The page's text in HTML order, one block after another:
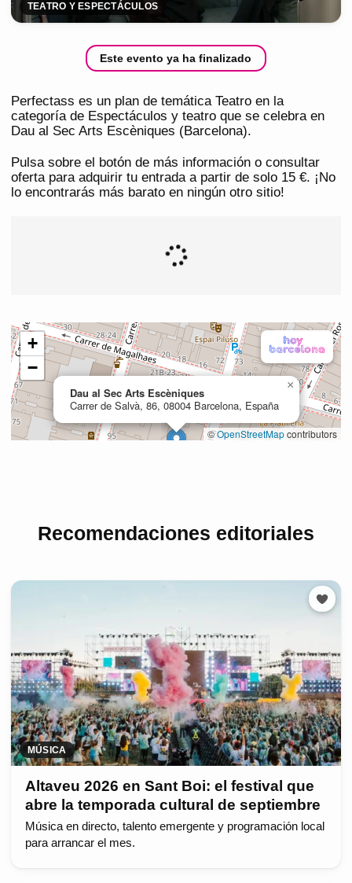
TEATRO Y ESPECTÁCULOS
Este evento ya ha finalizado
Perfectass es un plan de temática Teatro en la
categoría de Espectáculos y teatro que se celebra en
Dau al Sec Arts Escèniques (Barcelona).
Pulsa sobre el botón de más información o consultar
oferta para adquirir tu entrada a partir de solo 15 €. ¡No
lo encontrarás más barato en ningún otro sitio!
Recomendaciones editoriales
MÚSICA
Altaveu 2026 en Sant Boi: el festival que
abre la temporada cultural de septiembre
Música en directo, talento emergente y programación local
para arrancar el mes.